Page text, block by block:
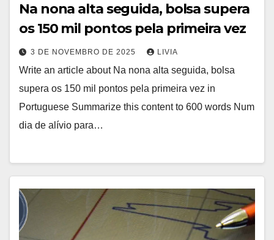
Na nona alta seguida, bolsa supera
os 150 mil pontos pela primeira vez
3 DE NOVEMBRO DE 2025 LIVIA
Write an article about Na nona alta seguida, bolsa
supera os 150 mil pontos pela primeira vez in
Portuguese Summarize this content to 600 words Num
dia de alívio para…